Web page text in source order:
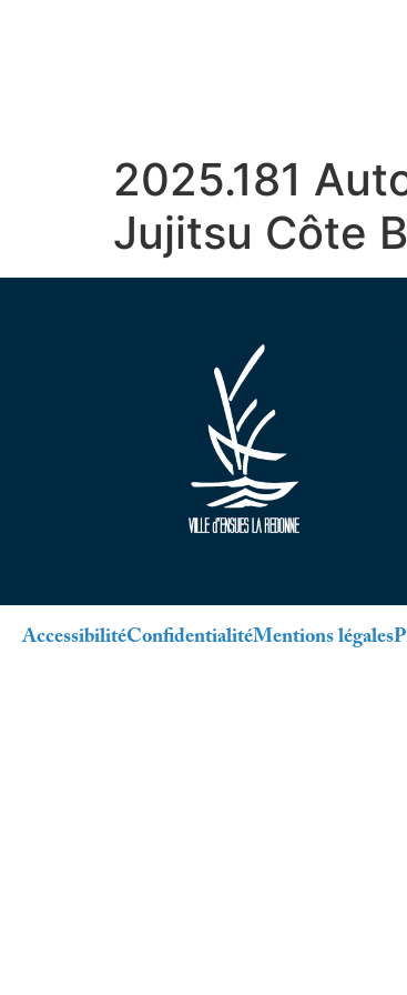
2025.181
Jujitsu Côte
AccessibilitéConfidentialitéMentions légales